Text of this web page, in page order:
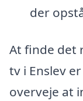
der
At finde det
tv i Enslev
overveje at